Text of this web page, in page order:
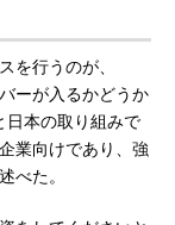
を行うのが、
ーが入るかどうか
日本の取り組みで
業向けであり、強
べた。